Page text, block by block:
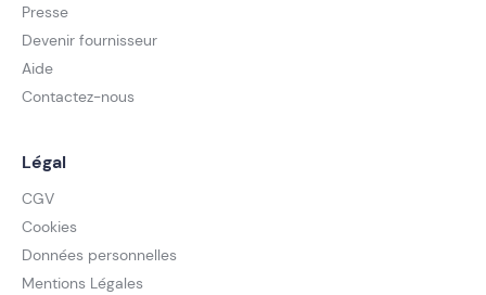
Presse
Devenir fournisseur
Aide
Contactez-nous
Légal
CGV
Cookies
Données personnelles
Mentions Légales